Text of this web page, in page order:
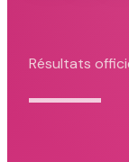
Résultats